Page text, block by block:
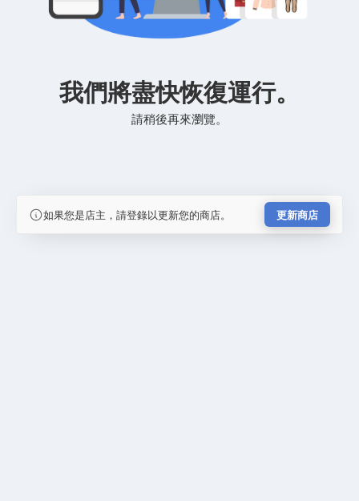
我們將盡快恢復運行。
請稍後再來瀏覽。
如果您是店主，請登錄以更新您的商店。 更新商店